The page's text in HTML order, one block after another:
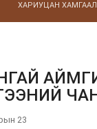
ХАРИУЦАН
23